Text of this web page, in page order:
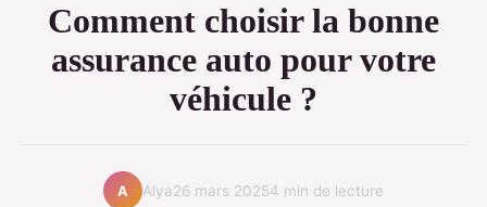
Comment choisir la bonne
assurance auto pour votre
véhicule ?
A Alya26 mars 20254 min de lecture